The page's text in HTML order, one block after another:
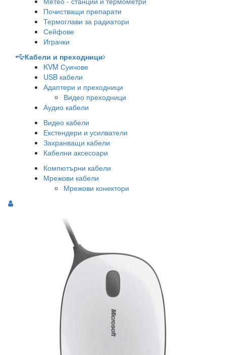
Почистващи препарати
Термоглави за радиатори
Сейфове
Играчки
Кабели и преходници
KVM Суичове
USB кабели
Адаптери и преходници
Видео преходници
Аудио кабели
Видео кабели
Екстендери и усилватели
Захранващи кабели
Кабелни аксесоари
Компютърни кабели
Мрежови кабели
Мрежови конектори